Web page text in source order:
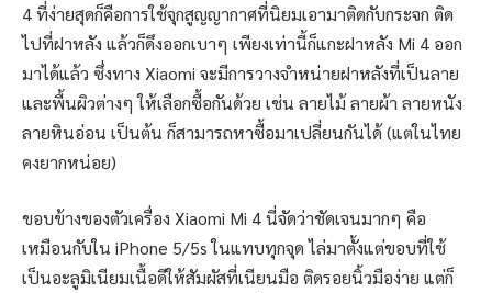
4 ที่ง่ายสุดก็คือการใช้จุกสูญญากาศที่นิยมเอามาติดกับกระจก ติด
ไปที่ฝาหลัง แล้วก็ดึงออกเบาๆ เพียงเท่านี้ก็แกะฝาหลัง Mi 4 ออก
มาได้แล้ว ซึ่งทาง Xiaomi จะมีการวางจำหน่ายฝาหลังที่เป็นลาย
และพื้นผิวต่างๆ ให้เลือกซื้อกันด้วย เช่น ลายไม้ ลายผ้า ลายหนัง
ลายหินอ่อน เป็นต้น ก็สามารถหาซื้อมาเปลี่ยนกันได้ (แต่ในไทย
คงยากหน่อย)
ขอบข้างของตัวเครื่อง Xiaomi Mi 4 นี่จัดว่าชัดเจนมากๆ คือ
เหมือนกับใน iPhone 5/5s ในแทบทุกจุด ไล่มาตั้งแต่ขอบที่ใช้
เป็นอะลูมิเนียมเนื้อดีให้สัมผัสที่เนียนมือ ติดรอยนิ้วมือง่าย แต่ก็